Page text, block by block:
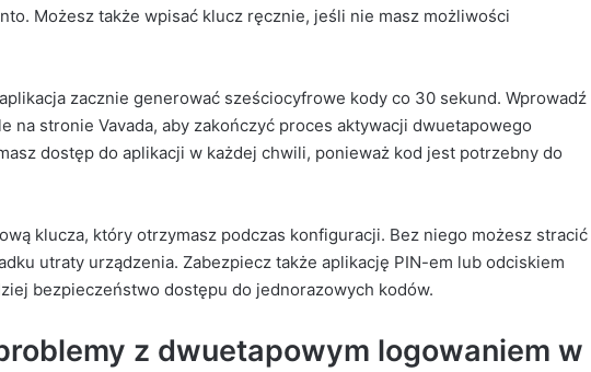
Możesz także wpisać klucz ręcznie, jeśli nie masz możliwości
zacznie generować sześciocyfrowe kody co 30 sekund. Wprowadź
na stronie Vavada, aby zakończyć proces aktywacji dwuetapowego
dostęp do aplikacji w każdej chwili, ponieważ kod jest potrzebny do
klucza, który otrzymasz podczas konfiguracji. Bez niego możesz stracić
utraty urządzenia. Zabezpiecz także aplikację PIN-em lub odciskiem
bezpieczeństwo dostępu do jednorazowych kodów.
z dwuetapowym logowaniem w